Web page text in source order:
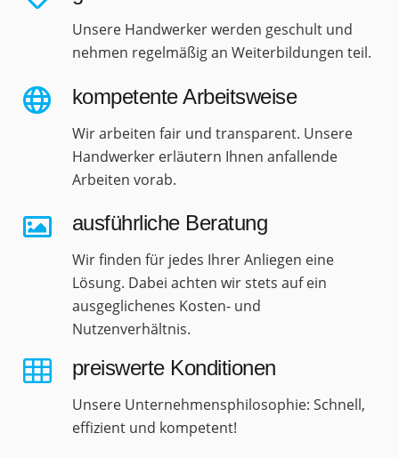
Unsere Handwerker werden geschult und
nehmen regelmäßig an Weiterbildungen teil.
kompetente Arbeitsweise
Wir arbeiten fair und transparent. Unsere
Handwerker erläutern Ihnen anfallende
Arbeiten vorab.
ausführliche Beratung
Wir finden für jedes Ihrer Anliegen eine
Lösung. Dabei achten wir stets auf ein
ausgeglichenes Kosten- und
Nutzenverhältnis.
preiswerte Konditionen
Unsere Unternehmensphilosophie: Schnell,
effizient und kompetent!